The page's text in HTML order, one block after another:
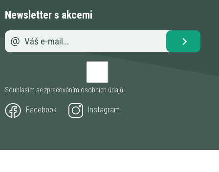
Newsletter s akcemi
Souhlasím se zpracováním osobních údajů
Facebook Instagram